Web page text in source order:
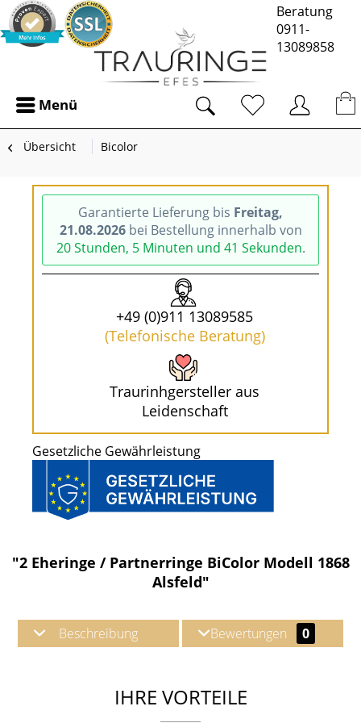
Beratung
0911-
13089858
Menü
Übersicht Bicolor
Garantierte Lieferung bis Freitag,
21.08.2026bei Bestellung innerhalb von
20 Stunden, 5 Minuten und 41 Sekunden.
+49 (0)911 13089585
(Telefonische Beratung)
Traurinhgersteller aus
Leidenschaft
Gesetzliche Gewährleistung
"2 Eheringe / Partnerringe BiColor Modell 1868
Alsfeld"
Beschreibung Bewertungen 0
IHRE VORTEILE